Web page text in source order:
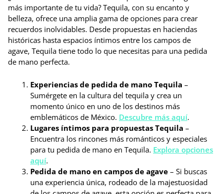
más importante de tu vida? Tequila, con su encanto y
belleza, ofrece una amplia gama de opciones para crear
recuerdos inolvidables. Desde propuestas en haciendas
históricas hasta espacios íntimos entre los campos de
agave, Tequila tiene todo lo que necesitas para una pedida
de mano perfecta.
Experiencias de pedida de mano Tequila –
Sumérgete en la cultura del tequila y crea un
momento único en uno de los destinos más
emblemáticos de México. Descubre más aquí.
Lugares íntimos para propuestas Tequila –
Encuentra los rincones más románticos y especiales
para tu pedida de mano en Tequila. Explora opciones
aquí.
Pedida de mano en campos de agave – Si buscas
una experiencia única, rodeado de la majestuosidad